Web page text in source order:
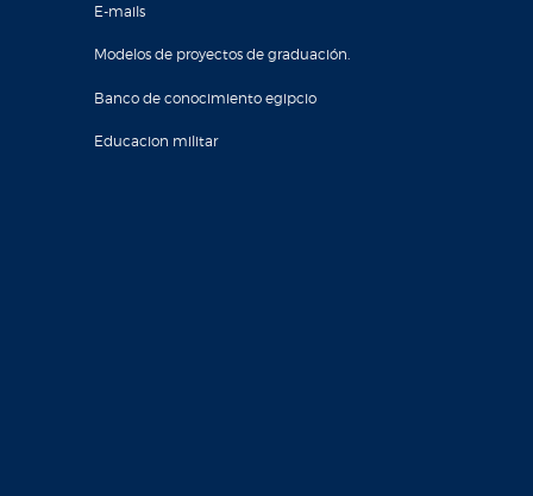
E-mails
Modelos de proyectos de graduación.
Banco de conocimiento egipcio
Educacion militar